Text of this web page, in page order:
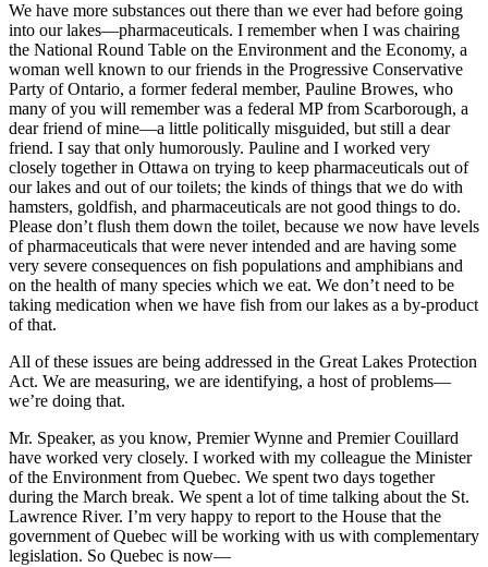
We have more substances out there than we ever had before going
into our lakes—pharmaceuticals. I remember when I was chairing
the National Round Table on the Environment and the Economy, a
woman well known to our friends in the Progressive Conservative
Party of Ontario, a former federal member, Pauline Browes, who
many of you will remember was a federal MP from Scarborough, a
dear friend of mine—a little politically misguided, but still a dear
friend. I say that only humorously. Pauline and I worked very
closely together in Ottawa on trying to keep pharmaceuticals out of
our lakes and out of our toilets; the kinds of things that we do with
hamsters, goldfish, and pharmaceuticals are not good things to do.
Please don’t flush them down the toilet, because we now have levels
of pharmaceuticals that were never intended and are having some
very severe consequences on fish populations and amphibians and
on the health of many species which we eat. We don’t need to be
taking medication when we have fish from our lakes as a by-product
of that.
All of these issues are being addressed in the Great Lakes Protection
Act. We are measuring, we are identifying, a host of problems—
we’re doing that.
Mr. Speaker, as you know, Premier Wynne and Premier Couillard
have worked very closely. I worked with my colleague the Minister
of the Environment from Quebec. We spent two days together
during the March break. We spent a lot of time talking about the St.
Lawrence River. I’m very happy to report to the House that the
government of Quebec will be working with us with complementary
legislation. So Quebec is now—